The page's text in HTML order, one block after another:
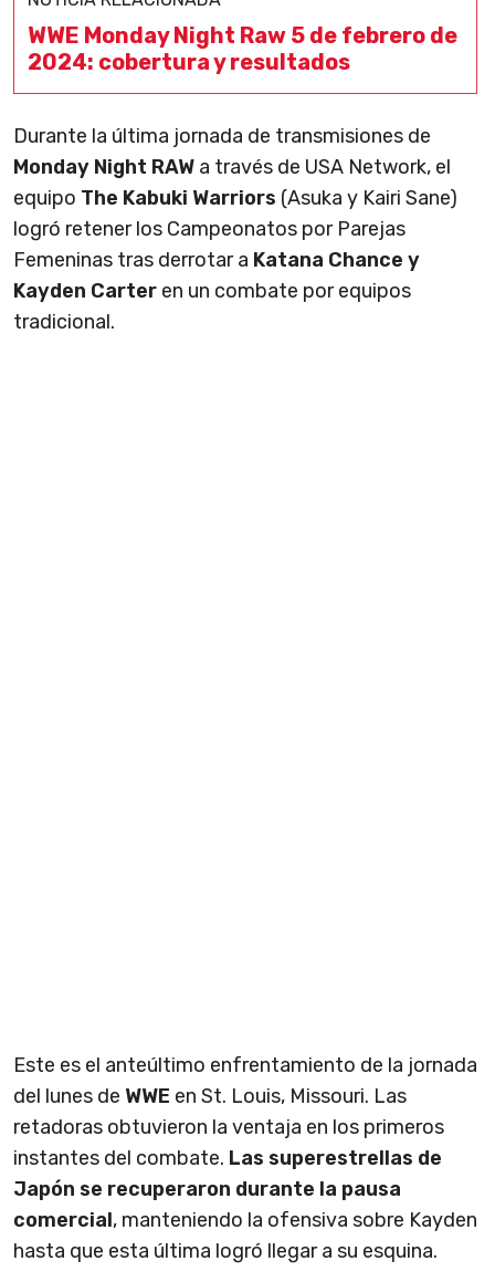
WWE Monday Night Raw 5 de febrero de
2024: cobertura y resultados
Durante la última jornada de transmisiones de
Monday Night RAW a través de USA Network, el
equipo The Kabuki Warriors (Asuka y Kairi Sane)
logró retener los Campeonatos por Parejas
Femeninas tras derrotar a Katana Chance y
Kayden Carter en un combate por equipos
tradicional.
Este es el anteúltimo enfrentamiento de la jornada
del lunes de WWE en St. Louis, Missouri. Las
retadoras obtuvieron la ventaja en los primeros
instantes del combate. Las superestrellas de
Japón se recuperaron durante la pausa
comercial, manteniendo la ofensiva sobre Kayden
hasta que esta última logró llegar a su esquina.